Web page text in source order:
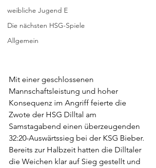
weibliche Jugend E
Die nächsten HSG-Spiele
Allgemein
Mit einer geschlossenen
Mannschaftsleistung und hoher
Konsequenz im Angriff feierte die
Zwote der HSG Dilltal am
Samstagabend einen überzeugenden
32:20-Auswärtssieg bei der KSG Bieber.
Bereits zur Halbzeit hatten die Dilltaler
die Weichen klar auf Sieg gestellt und